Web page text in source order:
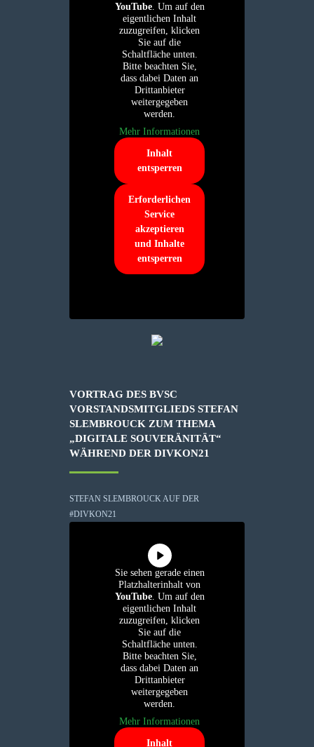
YouTube. Um auf den
eigentlichen Inhalt
zuzugreifen, klicken
Sie auf die
Schaltfläche unten.
Bitte beachten Sie,
dass dabei Daten an
Drittanbieter
weitergegeben
werden.
Mehr Informationen
Inhalt
entsperren
Erforderlichen
Service
akzeptieren
und Inhalte
entsperren
VORTRAG DES BVSC
VORSTANDSMITGLIEDS STEFAN
SLEMBROUCK ZUM THEMA
„DIGITALE SOUVERÄNITÄT“
WÄHREND DER DIVKON21
STEFAN SLEMBROUCK AUF DER
#DIVKON21
Sie sehen gerade einen
Platzhalterinhalt von
YouTube. Um auf den
eigentlichen Inhalt
zuzugreifen, klicken
Sie auf die
Schaltfläche unten.
Bitte beachten Sie,
dass dabei Daten an
Drittanbieter
weitergegeben
werden.
Mehr Informationen
Inhalt